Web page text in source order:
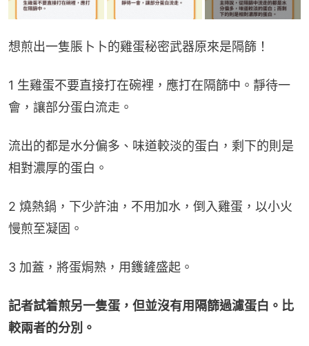
想煎出一隻脹卜卜的雞蛋秘密武器原來是隔篩！
1 生雞蛋不要直接打在碗裡，應打在隔篩中。靜待一
會，讓部分蛋白流走。
流出的都是水分偏多、味道較淡的蛋白，剩下的則是
相對濃厚的蛋白。
2 燒熱鍋，下少許油，不用加水，倒入雞蛋，以小火
慢煎至凝固。
3 加蓋，將蛋焗熟，用鑊鏟盛起。
記者試着煎另一隻蛋，但並沒有用隔篩過濾蛋白。比
較兩者的分別。